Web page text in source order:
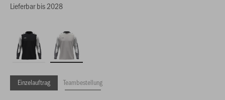
Lieferbar bis 2028
Einzelauftrag Teambestellung